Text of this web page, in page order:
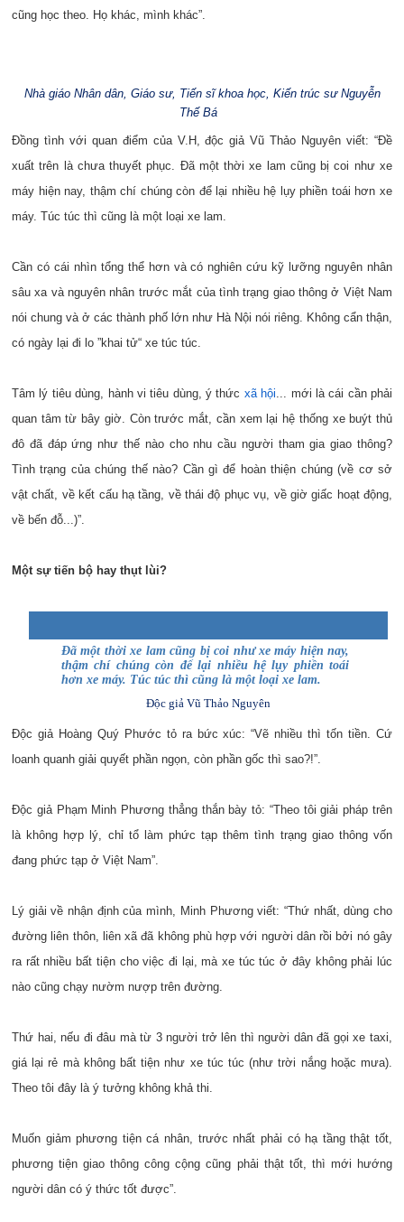
cũng học theo. Họ khác, mình khác”.
Nhà giáo Nhân dân, Giáo sư, Tiến sĩ khoa học, Kiến trúc sư Nguyễn
Thế Bá
Đồng tình với quan điểm của V.H, độc giả Vũ Thảo Nguyên viết: “Đề
xuất trên là chưa thuyết phục. Đã một thời xe lam cũng bị coi như xe
máy hiện nay, thậm chí chúng còn để lại nhiều hệ lụy phiền toái hơn xe
máy. Túc túc thì cũng là một loại xe lam.
Cần có cái nhìn tổng thể hơn và có nghiên cứu kỹ lưỡng nguyên nhân
sâu xa và nguyên nhân trước mắt của tình trạng giao thông ở Việt Nam
nói chung và ở các thành phố lớn như Hà Nội nói riêng. Không cẩn thận,
có ngày lại đi lo ”khai tử“ xe túc túc.
Tâm lý tiêu dùng, hành vi tiêu dùng, ý thức xã hội... mới là cái cần phải
quan tâm từ bây giờ. Còn trước mắt, cần xem lại hệ thống xe buýt thủ
đô đã đáp ứng như thế nào cho nhu cầu người tham gia giao thông?
Tình trạng của chúng thế nào? Cần gì để hoàn thiện chúng (về cơ sở
vật chất, về kết cấu hạ tầng, về thái độ phục vụ, về giờ giấc hoạt động,
về bến đỗ...)”.
Một sự tiến bộ hay thụt lùi?
Đã một thời xe lam cũng bị coi như xe máy hiện nay,
thậm chí chúng còn để lại nhiều hệ lụy phiền toái
hơn xe máy. Túc túc thì cũng là một loại xe lam.
Độc giả Vũ Thảo Nguyên
Độc giả Hoàng Quý Phước tỏ ra bức xúc: “Vẽ nhiều thì tốn tiền. Cứ
loanh quanh giải quyết phần ngọn, còn phần gốc thì sao?!”.
Độc giả Phạm Minh Phương thẳng thắn bày tỏ: “Theo tôi giải pháp trên
là không hợp lý, chỉ tổ làm phức tạp thêm tình trạng giao thông vốn
đang phức tạp ở Việt Nam”.
Lý giải về nhận định của mình, Minh Phương viết: “Thứ nhất, dùng cho
đường liên thôn, liên xã đã không phù hợp với người dân rồi bởi nó gây
ra rất nhiều bất tiện cho việc đi lại, mà xe túc túc ở đây không phải lúc
nào cũng chạy nườm nượp trên đường.
Thứ hai, nếu đi đâu mà từ 3 người trở lên thì người dân đã gọi xe taxi,
giá lại rẻ mà không bất tiện như xe túc túc (như trời nắng hoặc mưa).
Theo tôi đây là ý tưởng không khả thi.
Muốn giảm phương tiện cá nhân, trước nhất phải có hạ tầng thật tốt,
phương tiện giao thông công cộng cũng phải thật tốt, thì mới hướng
người dân có ý thức tốt được”.